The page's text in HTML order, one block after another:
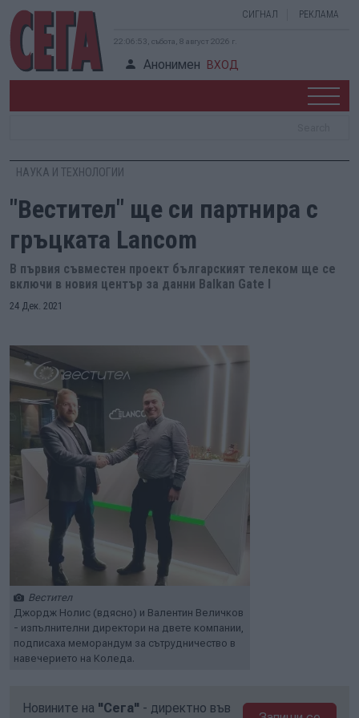
СИГНАЛ РЕКЛАМА
22:06:53, събота, 8 август 2026 г.
Анонимен ВХОД
НАУКА И ТЕХНОЛОГИИ
"Вестител" ще си партнира с
гръцката Lancom
В първия съвместен проект българският телеком ще се
включи в новия център за данни Balkan Gate I
24 Дек. 2021
Вестител
Джордж Нолис (вдясно) и Валентин Величков
- изпълнителни директори на двете компании,
подписаха меморандум за сътрудничество в
навечерието на Коледа.
Новините на "Сега" - директно във